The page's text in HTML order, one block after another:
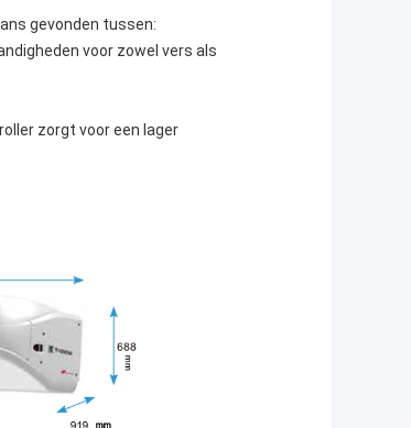
gevonden tussen:
voor zowel vers als
zorgt voor een lager